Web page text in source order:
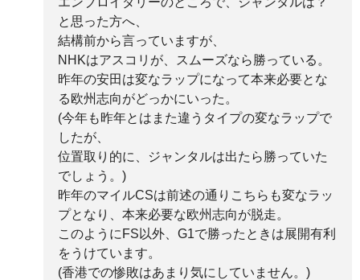
と思った方へ、
結構前から言っていますが、
NHKはアスコリが、スムーズなら勝っている。
昨年の安田は変なラップになって本来必要とな
る欧州志向がどっかにいった。
(今年も昨年とはまた違うタイプの変なラップで
したが、
位置取り的に、ジャンタルは出たら勝っていた
でしょう。)
昨年のマイルCSは前述の通りこちらも変なラッ
プとなり、本来必要な欧州志向が脱走。
このようにFS以外、G1で勝ったときは展開有利
をうけています。
(香港での惨敗はあまり気にしていません。)